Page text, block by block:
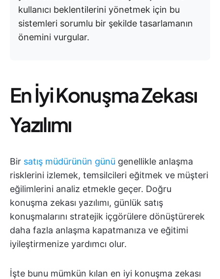
kullanıcı beklentilerini yönetmek için bu
sistemleri sorumlu bir şekilde tasarlamanın
önemini vurgular.
En İyi Konuşma Zekası
Yazılımı
Bir satış müdürünün günü genellikle anlaşma
risklerini izlemek, temsilcileri eğitmek ve müşteri
eğilimlerini analiz etmekle geçer. Doğru
konuşma zekası yazılımı, günlük satış
konuşmalarını stratejik içgörülere dönüştürerek
daha fazla anlaşma kapatmanıza ve eğitimi
iyileştirmenize yardımcı olur.
İşte bunu mümkün kılan en iyi konuşma zekası